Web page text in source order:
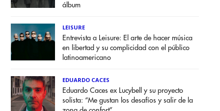
álbum
LEISURE
Entrevista a Leisure: El arte de hacer música
en libertad y su complicidad con el público
latinoamericano
EDUARDO CACES
Eduardo Caces ex Lucybell y su proyecto
solista: “Me gustan los desafíos y salir de la